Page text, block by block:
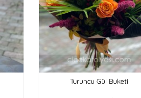
Turuncu Gül Buketi